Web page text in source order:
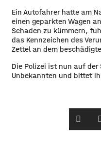
Ein Autofahrer hatte am
einen geparkten Wagen an
Schaden zu kümmern,
das Kennzeichen des
Zettel an dem
Die Polizei ist nun auf
Unbekannten und bittet